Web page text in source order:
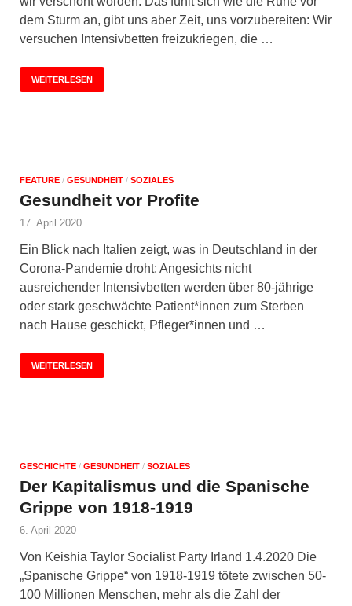
dem Sturm an, gibt uns aber Zeit, uns vorzubereiten: Wir
versuchen Intensivbetten freizukriegen, die …
WEITERLESEN
FEATURE / GESUNDHEIT / SOZIALES
Gesundheit vor Profite
17. April 2020
Ein Blick nach Italien zeigt, was in Deutschland in der
Corona-Pandemie droht: Angesichts nicht
ausreichender Intensivbetten werden über 80-jährige
oder stark geschwächte Patient*innen zum Sterben
nach Hause geschickt, Pfleger*innen und …
WEITERLESEN
GESCHICHTE / GESUNDHEIT / SOZIALES
Der Kapitalismus und die Spanische
Grippe von 1918-1919
6. April 2020
Von Keishia Taylor Socialist Party Irland 1.4.2020 Die
„Spanische Grippe“ von 1918-1919 tötete zwischen 50-
100 Millionen Menschen, mehr als die Zahl der